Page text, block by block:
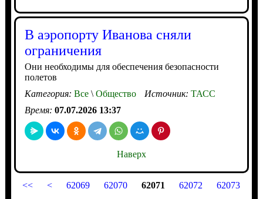
В аэропорту Иванова сняли
ограничения
Они необходимы для обеспечения безопасности
полетов
Категория: Все\Общество Источник: ТАСС
Время: 07.07.2026 13:37
Наверх
<< < 62069 62070 62071 62072 62073